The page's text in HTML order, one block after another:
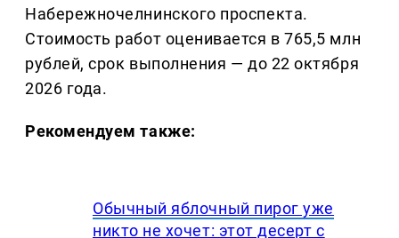
Набережночелнинского проспекта.
Стоимость работ оценивается в 765,5 млн
рублей, срок выполнения — до 22 октября
2026 года.
Рекомендуем также:
Обычный яблочный пирог уже
никто не хочет: этот десерт с